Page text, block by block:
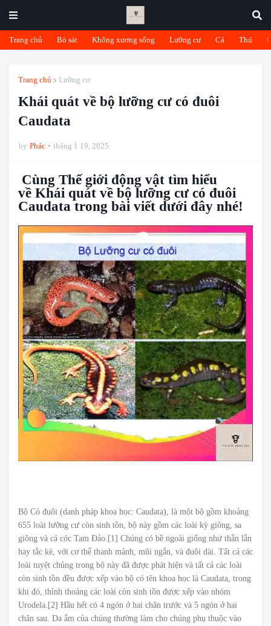
Trang chủ Bò sát Không xương sống Lưỡng cư Cá Thú
Trang chủ Lưỡng cư
Khái quát về bộ lưỡng cư có đuôi
Caudata
by Phác tháng 1 19, 2025
Cùng Thế giới động vật tìm hiểu
về Khái quát về bộ lưỡng cư có đuôi
Caudata trong bài viết dưới đây nhé!
Bộ Có đuôi (danh pháp khoa học: Caudata), là một bộ gồm khoảng
655 loài lưỡng cư còn sinh tồn, bộ này gồm các loài kỳ giông, sa
giông và cá cóc Tam Đảo.[1] Chúng có bề ngoài giống như thằn lằn
hay tắc kè, với cơ thể thanh mảnh, mũi ngắn, và đuôi dài. Tất cả các
loài tuyệt chủng trong bộ này đã được phát hiện và tất cả các loài
còn sinh tồn đều được xếp vào bộ có tên khoa học là Caudata, trong
khi đó, thỉnh thoảng các loài còn sinh tồn được xếp vào nhóm
Urodela.[2] Hầu hết có 4 ngón ở hai chân trước và 5 ngón ở hai
chân sau. Da ẩm của chúng thường làm cho chúng phụ thuộc vào